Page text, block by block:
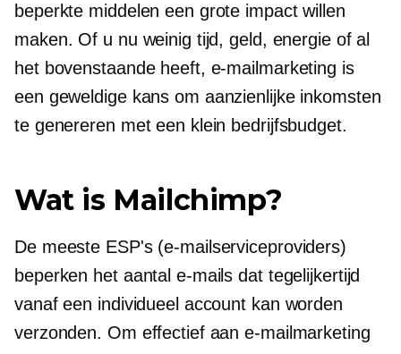
beperkte middelen een grote impact willen
maken. Of u nu weinig tijd, geld, energie of al
het bovenstaande heeft, e-mailmarketing is
een geweldige kans om aanzienlijke inkomsten
te genereren met een klein bedrijfsbudget.
Wat is Mailchimp?
De meeste ESP's (e-mailserviceproviders)
beperken het aantal e-mails dat tegelijkertijd
vanaf een individueel account kan worden
verzonden. Om effectief aan e-mailmarketing